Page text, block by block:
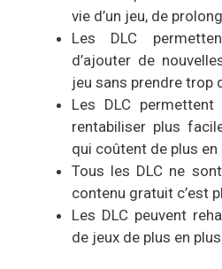
vie d’un jeu, de
Les DLC
d’ajouter de
jeu sans prendre trop
Les DLC
rentabiliser plus
qui coûtent de plus en
Tous les DLC ne
contenu gratuit c’est
Les DLC peuvent
de jeux de plus en